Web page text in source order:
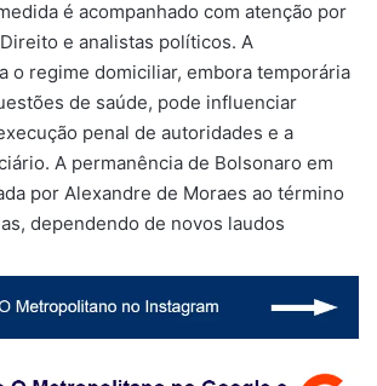
é acompanhado com atenção por
e analistas políticos. A
o regime domiciliar, embora temporária
de saúde, pode influenciar
penal de autoridades e a
A permanência de Bolsonaro em
por Alexandre de Moraes ao término
dependendo de novos laudos